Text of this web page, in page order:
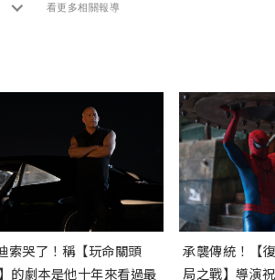
看更多相關報導
索哭了！稱【玩命關頭
的劇本是他十年來看過最
承襲傳統！【
局之戰】導演